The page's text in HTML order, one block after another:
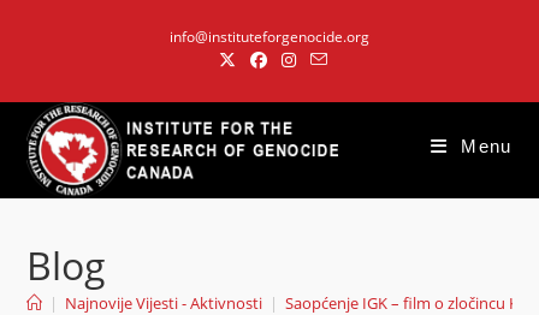
info@instituteforgenocide.org
Menu
Blog
| Najnovije Vijesti - Aktivnosti | Saopćenje IGK – film o zločincu